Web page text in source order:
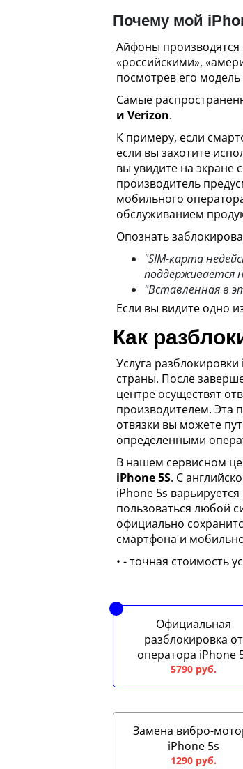
Почему мой
Айфоны производятся
«российскими»,
посмотрев его
Самые
и Verizon.
К примеру, если
если вы захотите
вы увидите на экране
производитель
мобильного
обслуживанием
Опознать
"SIM-карта
поддерживается
"Вставленная в
Если вы видите одно
Как
Услуга
страны. После
центре осуществят
производителем. Эта
отвязки вы можете
определенными
В нашем сервисном
iPhone 5S. С
iPhone 5s
пользоваться любой
официально
смартфона и
• - точная стоимость
Официальная
разблокировка от
оператора iPhone
5790 руб.
Замена вибро-
iPhone 5s
1290 руб.